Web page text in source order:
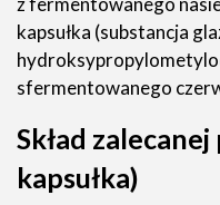
kapsułka (substancja
sfermentowanego
Skład
kapsułka)